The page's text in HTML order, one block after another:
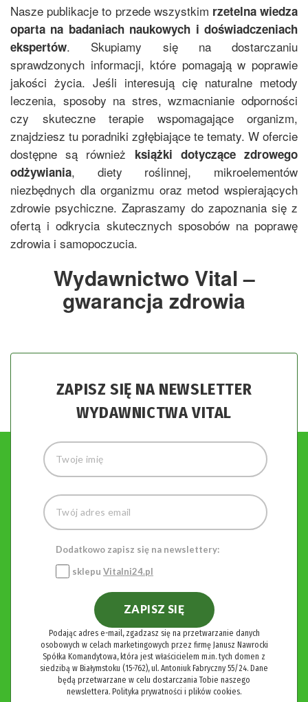
Nasze publikacje to przede wszystkim rzetelna wiedza
oparta na badaniach naukowych i doświadczeniach
ekspertów. Skupiamy się na dostarczaniu
sprawdzonych informacji, które pomagają w poprawie
jakości życia. Jeśli interesują cię naturalne metody
leczenia, sposoby na stres, wzmacnianie odporności
czy skuteczne terapie wspomagające organizm,
znajdziesz tu poradniki zgłębiające te tematy. W ofercie
dostępne są również książki dotyczące zdrowego
odżywiania, diety roślinnej, mikroelementów
niezbędnych dla organizmu oraz metod wspierających
zdrowie psychiczne. Zapraszamy do zapoznania się z
ofertą i odkrycia skutecznych sposobów na poprawę
zdrowia i samopoczucia.
Wydawnictwo Vital –
gwarancja zdrowia
ZAPISZ SIĘ NA NEWSLETTER
WYDAWNICTWA VITAL
Dodatkowo zapisz się na newslettery:
sklepu Vitalni24.pl
ZAPISZ SIĘ
Podając adres e-mail, zgadzasz się na przetwarzanie danych
osobowych w celach marketingowych przez firmę Janusz Nawrocki
Spółka Komandytowa, która jest właścicielem m.in. tych domen z
siedzibą w Białymstoku (15-762), ul. Antoniuk Fabryczny 55/24. Dane
będą przetwarzane w celu dostarczania Tobie naszego
newslettera. Polityka prywatności i plików cookies.